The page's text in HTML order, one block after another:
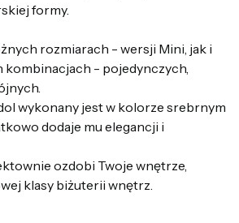
formy.
rozmiarach - wersji Mini, jak i
kombinacjach - pojedynczych,
wykonany jest w kolorze srebrnym
dodaje mu elegancji i
ozdobi Twoje wnętrze,
klasy biżuterii wnętrz.